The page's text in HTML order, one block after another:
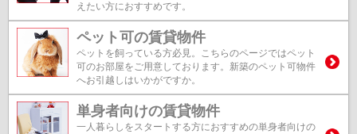
えたい方におすすめです。
ペット可の賃貸物件
ペットを飼っている方必見。こちらのページではペット
可のお部屋をご用意しております。新築のペット可物件
へお引越しはいかがですか。
単身者向けの賃貸物件
一人暮らしをスタートする方におすすめの単身者向けの